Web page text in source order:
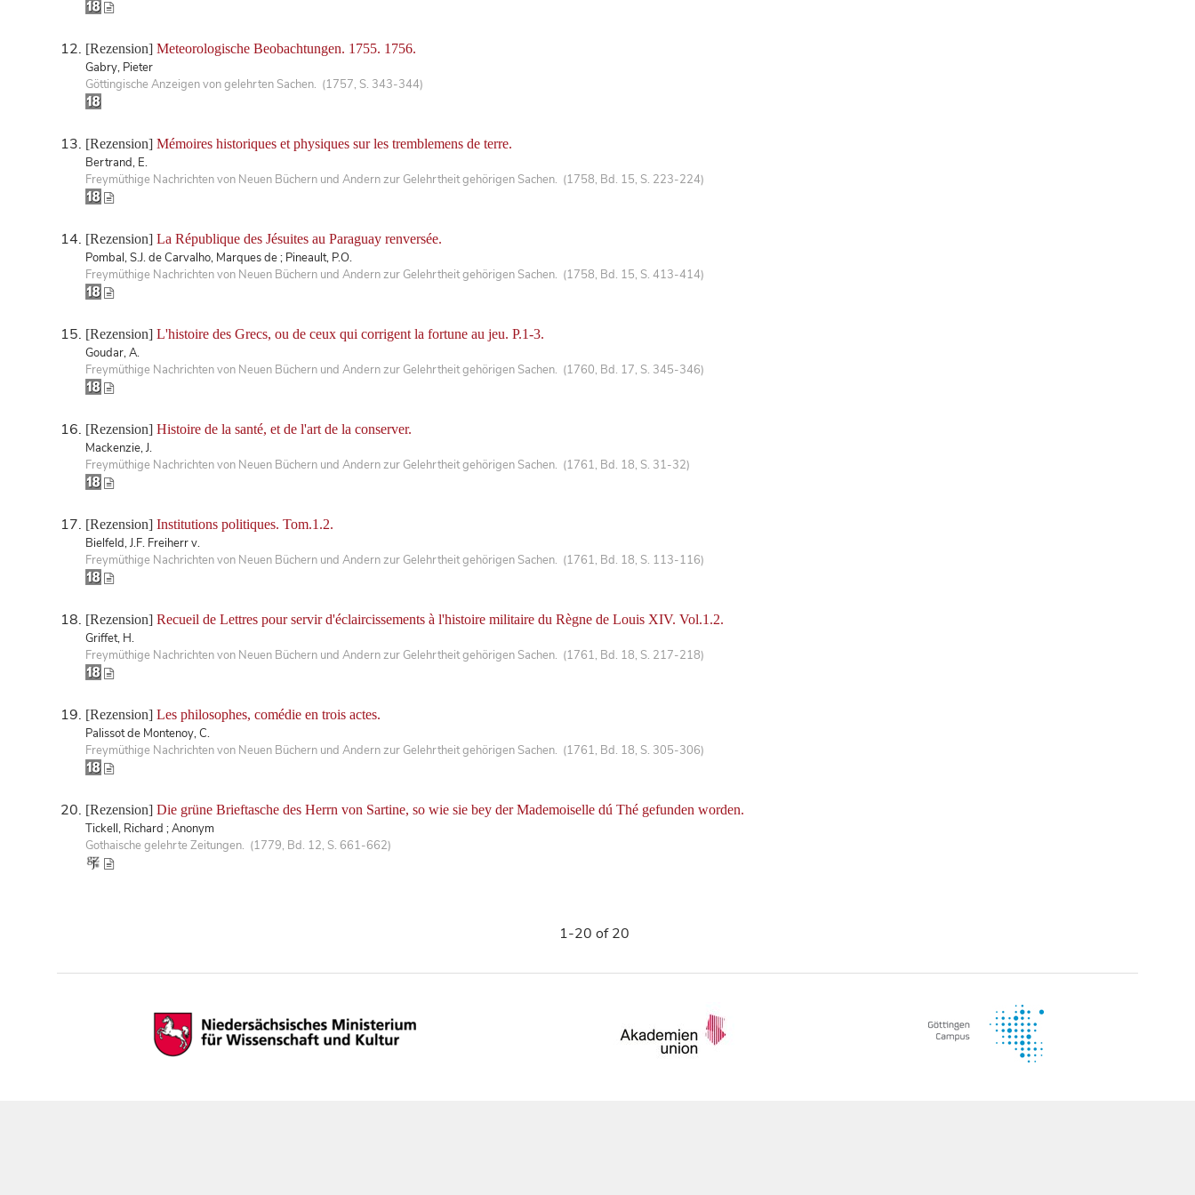
[Rezension] Meteorologische Beobachtungen. 1755. 1756.
Gabry, Pieter
Göttingische Anzeigen von gelehrten Sachen. (1757, S. 343-344)
[Rezension] Mémoires historiques et physiques sur les tremblemens de terre.
Bertrand, E.
Freymüthige Nachrichten von Neuen Büchern und Andern zur Gelehrtheit gehörigen Sachen. (1758, Bd. 15, S. 223-224)
[Rezension] La République des Jésuites au Paraguay renversée.
Pombal, S.J. de Carvalho, Marques de ; Pineault, P.O.
Freymüthige Nachrichten von Neuen Büchern und Andern zur Gelehrtheit gehörigen Sachen. (1758, Bd. 15, S. 413-414)
[Rezension] L'histoire des Grecs, ou de ceux qui corrigent la fortune au jeu. P.1-3.
Goudar, A.
Freymüthige Nachrichten von Neuen Büchern und Andern zur Gelehrtheit gehörigen Sachen. (1760, Bd. 17, S. 345-346)
[Rezension] Histoire de la santé, et de l'art de la conserver.
Mackenzie, J.
Freymüthige Nachrichten von Neuen Büchern und Andern zur Gelehrtheit gehörigen Sachen. (1761, Bd. 18, S. 31-32)
[Rezension] Institutions politiques. Tom.1.2.
Bielfeld, J.F. Freiherr v.
Freymüthige Nachrichten von Neuen Büchern und Andern zur Gelehrtheit gehörigen Sachen. (1761, Bd. 18, S. 113-116)
[Rezension] Recueil de Lettres pour servir d'éclaircissements à l'histoire militaire du Règne de Louis XIV. Vol.1.2.
Griffet, H.
Freymüthige Nachrichten von Neuen Büchern und Andern zur Gelehrtheit gehörigen Sachen. (1761, Bd. 18, S. 217-218)
[Rezension] Les philosophes, comédie en trois actes.
Palissot de Montenoy, C.
Freymüthige Nachrichten von Neuen Büchern und Andern zur Gelehrtheit gehörigen Sachen. (1761, Bd. 18, S. 305-306)
[Rezension] Die grüne Brieftasche des Herrn von Sartine, so wie sie bey der Mademoiselle dú Thé gefunden worden.
Tickell, Richard ; Anonym
Gothaische gelehrte Zeitungen. (1779, Bd. 12, S. 661-662)
1-20 of 20